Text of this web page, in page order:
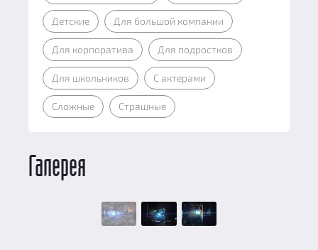
Детские Для большой компании
Для корпоратива Для подростков
Для школьников С актерами
Сложные Страшные
Галерея